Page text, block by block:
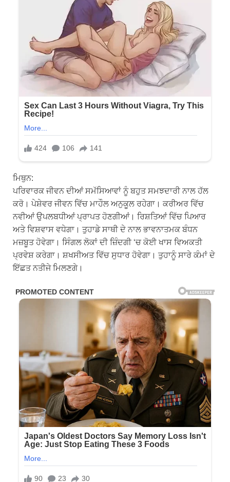
ਮਿਥੁਨ:
ਪਰਿਵਾਰਕ ਜੀਵਨ ਦੀਆਂ ਸਮੱਸਿਆਵਾਂ ਨੂੰ ਬਹੁਤ ਸਮਝਦਾਰੀ ਨਾਲ ਹੱਲ
ਕਰੋ। ਪੇਸ਼ੇਵਰ ਜੀਵਨ ਵਿੱਚ ਮਾਹੌਲ ਅਨੁਕੂਲ ਰਹੇਗਾ। ਕਰੀਅਰ ਵਿੱਚ
ਨਵੀਆਂ ਉਪਲਬਧੀਆਂ ਪ੍ਰਾਪਤ ਹੋਣਗੀਆਂ। ਰਿਸ਼ਤਿਆਂ ਵਿੱਚ ਪਿਆਰ
ਅਤੇ ਵਿਸ਼ਵਾਸ ਵਧੇਗਾ। ਤੁਹਾਡੇ ਸਾਥੀ ਦੇ ਨਾਲ ਭਾਵਨਾਤਮਕ ਬੰਧਨ
ਮਜ਼ਬੂਤ ​​ਹੋਵੇਗਾ। ਸਿੰਗਲ ਲੋਕਾਂ ਦੀ ਜ਼ਿੰਦਗੀ ‘ਚ ਕੋਈ ਖਾਸ ਵਿਅਕਤੀ
ਪ੍ਰਵੇਸ਼ ਕਰੇਗਾ। ਸ਼ਖਸੀਅਤ ਵਿੱਚ ਸੁਧਾਰ ਹੋਵੇਗਾ। ਤੁਹਾਨੂੰ ਸਾਰੇ ਕੰਮਾਂ ਦੇ
ਇੱਛਤ ਨਤੀਜੇ ਮਿਲਣਗੇ।